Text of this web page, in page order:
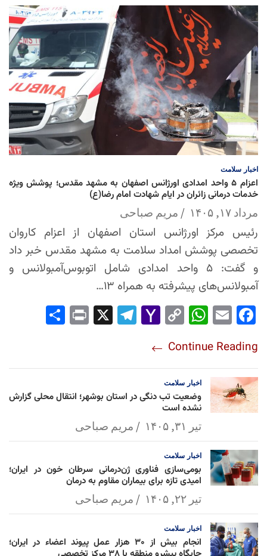
اخبار سلامت
اعزام ۵ واحد امدادی اورژانس اصفهان به مشهد مقدس؛ پوشش ویژه
خدمات درمانی زائران در ایام شهادت امام رضا(ع)
مرداد ۱۷, ۱۴۰۵ مریم صباحی
رئیس مرکز اورژانس استان اصفهان از اعزام کاروان
تخصصی پوشش امداد سلامت به مشهد مقدس خبر داد
و گفت: ۵ واحد امدادی شامل اتوبوس‌آمبولانس و
آمبولانس‌های پیشرفته به همراه ۱۳…
Fac
ok
Em
Wh
Ap
p
Co
Lin
k
Yah
l
Tel
Pri
Continue Reading
اخبار سلامت
وضعیت تب دنگی در استان بوشهر؛ انتقال محلی گزارش
نشده است
تیر ۳۱, ۱۴۰۵ مریم صباحی
اخبار سلامت
بومی‌سازی فناوری ژن‌درمانی سرطان خون در ایران؛
امیدی تازه برای بیماران مقاوم به درمان
تیر ۲۲, ۱۴۰۵ مریم صباحی
اخبار سلامت
انجام بیش از ۳۰ هزار عمل پیوند اعضاء در ایران؛